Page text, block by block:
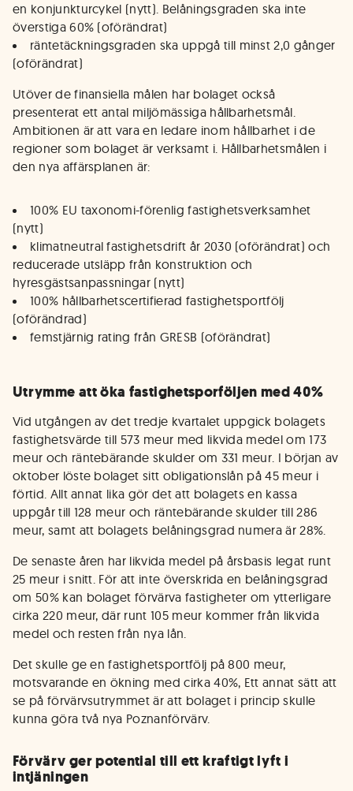
en konjunkturcykel (nytt). Belåningsgraden ska inte
överstiga 60% (oförändrat)
räntetäckningsgraden ska uppgå till minst 2,0 gånger
(oförändrat)
Utöver de finansiella målen har bolaget också
presenterat ett antal miljömässiga hållbarhetsmål.
Ambitionen är att vara en ledare inom hållbarhet i de
regioner som bolaget är verksamt i. Hållbarhetsmålen i
den nya affärsplanen är:
100% EU taxonomi-förenlig fastighetsverksamhet
(nytt)
klimatneutral fastighetsdrift år 2030 (oförändrat) och
reducerade utsläpp från konstruktion och
hyresgästsanpassningar (nytt)
100% hållbarhetscertifierad fastighetsportfölj
(oförändrad)
femstjärnig rating från GRESB (oförändrat)
Utrymme att öka fastighetsporföljen med 40%
Vid utgången av det tredje kvartalet uppgick bolagets
fastighetsvärde till 573 meur med likvida medel om 173
meur och räntebärande skulder om 331 meur. I början av
oktober löste bolaget sitt obligationslån på 45 meur i
förtid. Allt annat lika gör det att bolagets en kassa
uppgår till 128 meur och räntebärande skulder till 286
meur, samt att bolagets belåningsgrad numera är 28%.
De senaste åren har likvida medel på årsbasis legat runt
25 meur i snitt. För att inte överskrida en belåningsgrad
om 50% kan bolaget förvärva fastigheter om ytterligare
cirka 220 meur, där runt 105 meur kommer från likvida
medel och resten från nya lån.
Det skulle ge en fastighetsportfölj på 800 meur,
motsvarande en ökning med cirka 40%, Ett annat sätt att
se på förvärvsutrymmet är att bolaget i princip skulle
kunna göra två nya Poznanförvärv.
Förvärv ger potential till ett kraftigt lyft i
intjäningen